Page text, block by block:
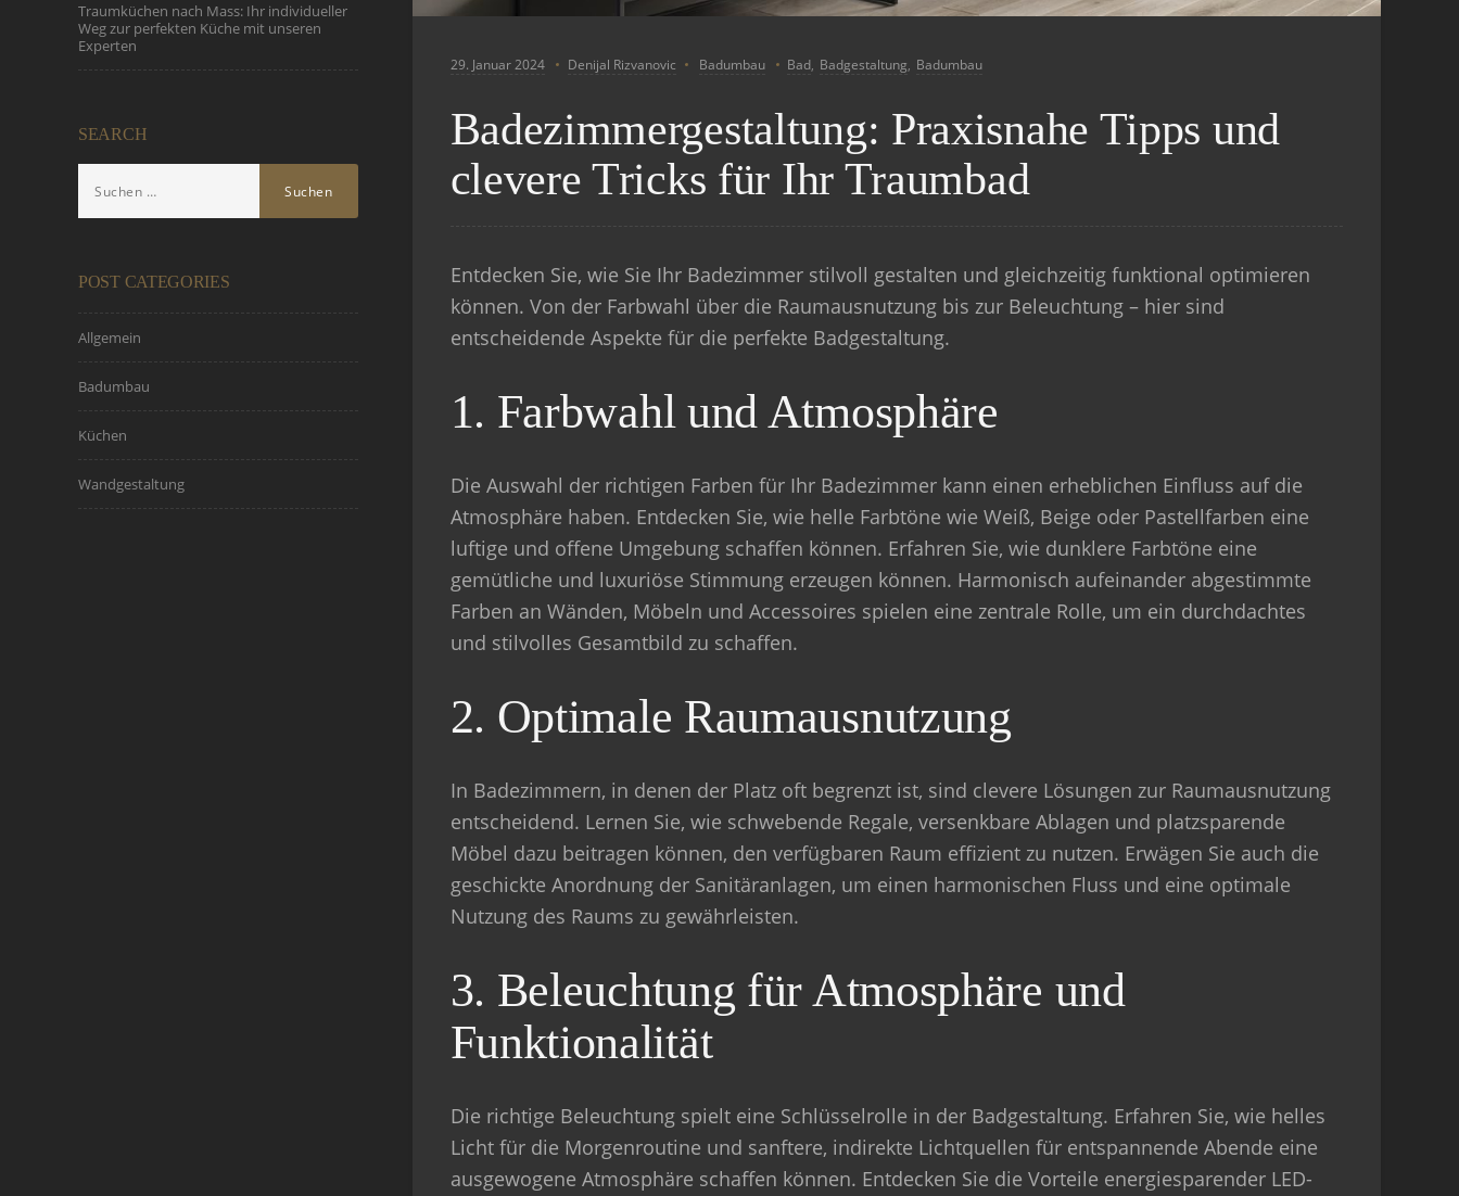
29. Januar 2024 Denijal Rizvanovic Badumbau Bad, Badgestaltung, Badumbau
Badezimmergestaltung: Praxisnahe Tipps und
clevere Tricks für Ihr Traumbad
Entdecken Sie, wie Sie Ihr Badezimmer stilvoll gestalten und gleichzeitig funktional optimieren
können. Von der Farbwahl über die Raumausnutzung bis zur Beleuchtung – hier sind
entscheidende Aspekte für die perfekte Badgestaltung.
1. Farbwahl und Atmosphäre
Die Auswahl der richtigen Farben für Ihr Badezimmer kann einen erheblichen Einfluss auf die
Atmosphäre haben. Entdecken Sie, wie helle Farbtöne wie Weiß, Beige oder Pastellfarben eine
luftige und offene Umgebung schaffen können. Erfahren Sie, wie dunklere Farbtöne eine
gemütliche und luxuriöse Stimmung erzeugen können. Harmonisch aufeinander abgestimmte
Farben an Wänden, Möbeln und Accessoires spielen eine zentrale Rolle, um ein durchdachtes
und stilvolles Gesamtbild zu schaffen.
2. Optimale Raumausnutzung
In Badezimmern, in denen der Platz oft begrenzt ist, sind clevere Lösungen zur Raumausnutzung
entscheidend. Lernen Sie, wie schwebende Regale, versenkbare Ablagen und platzsparende
Möbel dazu beitragen können, den verfügbaren Raum effizient zu nutzen. Erwägen Sie auch die
geschickte Anordnung der Sanitäranlagen, um einen harmonischen Fluss und eine optimale
Nutzung des Raums zu gewährleisten.
3. Beleuchtung für Atmosphäre und
Funktionalität
Die richtige Beleuchtung spielt eine Schlüsselrolle in der Badgestaltung. Erfahren Sie, wie helles
Licht für die Morgenroutine und sanftere, indirekte Lichtquellen für entspannende Abende eine
ausgewogene Atmosphäre schaffen können. Entdecken Sie die Vorteile energiesparender LED-
Traumküchen nach Mass: Ihr individueller
Weg zur perfekten Küche mit unseren
Experten
SEARCH
POST CATEGORIES
Allgemein
Badumbau
Küchen
Wandgestaltung